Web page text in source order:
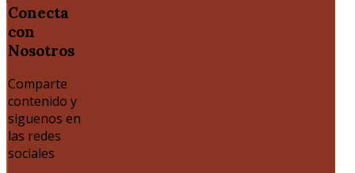
Conecta
con
Nosotros
Comparte
contenido y
siguenos en
las redes
sociales